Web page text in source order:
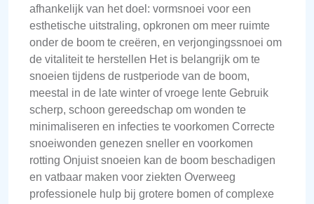
afhankelijk van het doel: vormsnoei voor een
esthetische uitstraling, opkronen om meer ruimte
onder de boom te creëren, en verjongingssnoei om
de vitaliteit te herstellen Het is belangrijk om te
snoeien tijdens de rustperiode van de boom,
meestal in de late winter of vroege lente Gebruik
scherp, schoon gereedschap om wonden te
minimaliseren en infecties te voorkomen Correcte
snoeiwonden genezen sneller en voorkomen
rotting Onjuist snoeien kan de boom beschadigen
en vatbaar maken voor ziekten Overweeg
professionele hulp bij grotere bomen of complexe